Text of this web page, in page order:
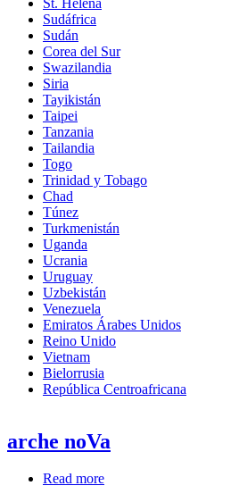
Sudáfrica
Sudán
Corea del Sur
Swazilandia
Siria
Tayikistán
Taipei
Tanzania
Tailandia
Togo
Trinidad y Tobago
Chad
Túnez
Turkmenistán
Uganda
Ucrania
Uruguay
Uzbekistán
Venezuela
Emiratos Árabes Unidos
Reino Unido
Vietnam
Bielorrusia
República Centroafricana
arche noVa
Read more